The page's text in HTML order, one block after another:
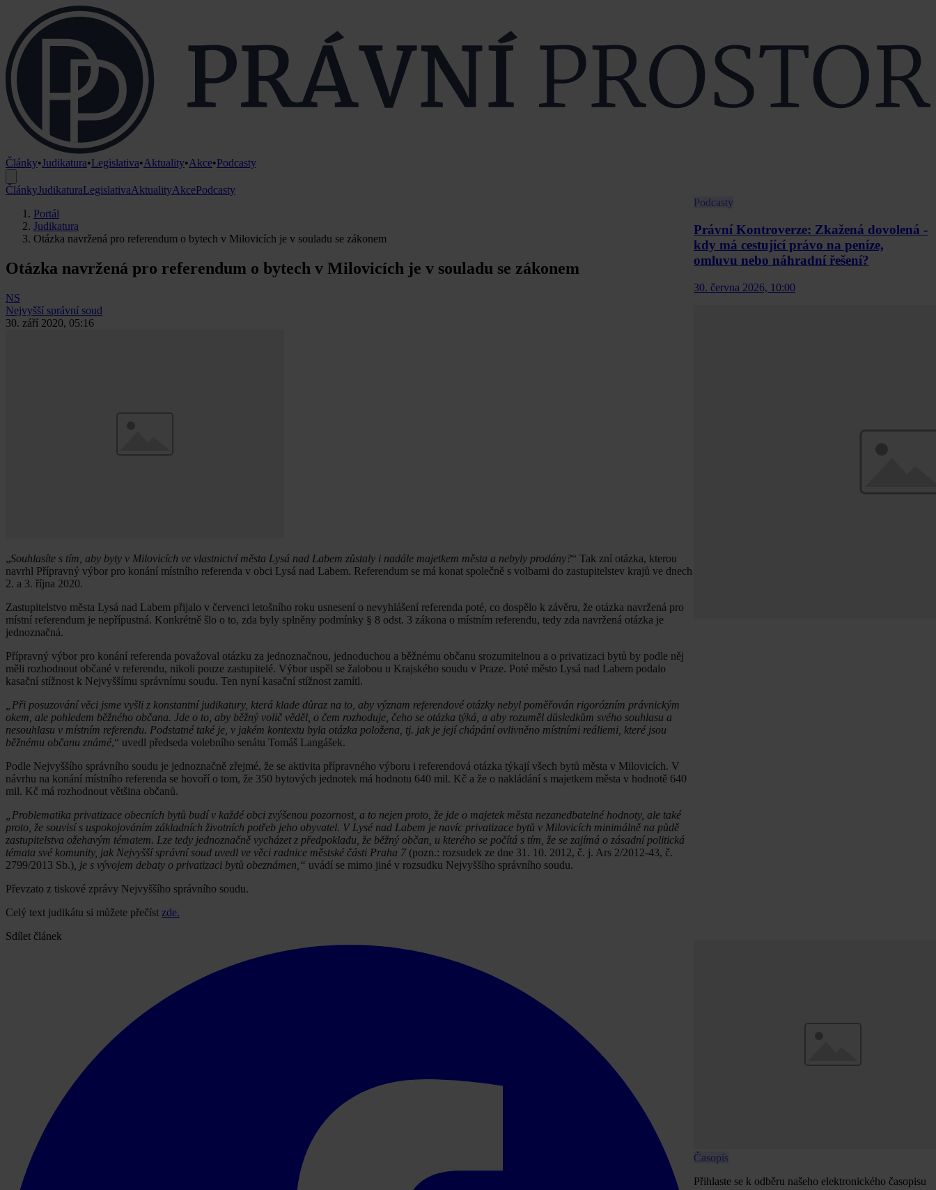
Články•Judikatura•Legislativa•Aktuality•Akce•Podcasty
ČlánkyJudikaturaLegislativaAktualityAkcePodcasty
Portál
Judikatura
Otázka navržená pro referendum o bytech v Milovicích je v souladu se zákonem
Otázka navržená pro referendum o bytech v Milovicích je v souladu se zákonem
NS
Nejvyšší správní soud
30. září 2020, 05:16
„Souhlasíte s tím, aby byty v Milovicích ve vlastnictví města Lysá nad Labem zůstaly i nadále majetkem města a nebyly prodány?“ Tak zní otázka, kterou
navrhl Přípravný výbor pro konání místního referenda v obci Lysá nad Labem. Referendum se má konat společně s volbami do zastupitelstev krajů ve dnech
2. a 3. října 2020.
Zastupitelstvo města Lysá nad Labem přijalo v červenci letošního roku usnesení o nevyhlášení referenda poté, co dospělo k závěru, že otázka navržená pro
místní referendum je nepřípustná. Konkrétně šlo o to, zda byly splněny podmínky § 8 odst. 3 zákona o místním referendu, tedy zda navržená otázka je
jednoznačná.
Přípravný výbor pro konání referenda považoval otázku za jednoznačnou, jednoduchou a běžnému občanu srozumitelnou a o privatizaci bytů by podle něj
měli rozhodnout občané v referendu, nikoli pouze zastupitelé. Výbor uspěl se žalobou u Krajského soudu v Praze. Poté město Lysá nad Labem podalo
kasační stížnost k Nejvyššímu správnímu soudu. Ten nyní kasační stížnost zamítl.
„Při posuzování věci jsme vyšli z konstantní judikatury, která klade důraz na to, aby význam referendové otázky nebyl poměřován rigorózním právnickým
okem, ale pohledem běžného občana. Jde o to, aby běžný volič věděl, o čem rozhoduje, čeho se otázka týká, a aby rozuměl důsledkům svého souhlasu a
nesouhlasu v místním referendu. Podstatné také je, v jakém kontextu byla otázka položena, tj. jak je její chápání ovlivněno místními reáliemi, které jsou
běžnému občanu známé,“ uvedl předseda volebního senátu Tomáš Langášek.
Podle Nejvyššího správního soudu je jednoznačně zřejmé, že se aktivita přípravného výboru i referendová otázka týkají všech bytů města v Milovicích. V
návrhu na konání místního referenda se hovoří o tom, že 350 bytových jednotek má hodnotu 640 mil. Kč a že o nakládání s majetkem města v hodnotě 640
mil. Kč má rozhodnout většina občanů.
„Problematika privatizace obecních bytů budí v každé obci zvýšenou pozornost, a to nejen proto, že jde o majetek města nezanedbatelné hodnoty, ale také
proto, že souvisí s uspokojováním základních životních potřeb jeho obyvatel. V Lysé nad Labem je navíc privatizace bytů v Milovicích minimálně na půdě
zastupitelstva ožehavým tématem. Lze tedy jednoznačně vycházet z předpokladu, že běžný občan, u kterého se počítá s tím, že se zajímá o zásadní politická
témata své komunity, jak Nejvyšší správní soud uvedl ve věci radnice městské části Praha 7(pozn.: rozsudek ze dne 31. 10. 2012, č. j. Ars 2/2012-43, č.
2799/2013 Sb.) , je s vývojem debaty o privatizaci bytů obeznámen,“ uvádí se mimo jiné v rozsudku Nejvyššího správního soudu.
Převzato z tiskové zprávy Nejvyššího správního soudu.
Celý text judikátu si můžete přečíst zde.
Sdílet článek
Podcasty
Právní Kontroverze: Zkažená dovolená -
kdy má cestující právo na peníze,
omluvu nebo náhradní řešení?
30. června 2026, 10:00
Časopis
Přihlaste se k odběru našeho elektronického časopisu